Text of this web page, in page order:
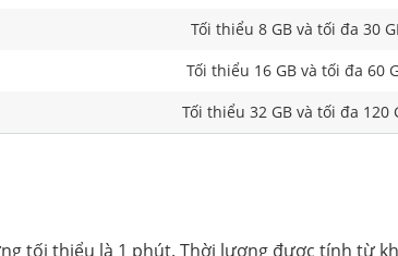
Tối thiểu 8 GB và tối đa 30
Tối thiểu 16 GB và tối đa 60
Tối thiểu 32 GB và tối đa 120
tối thiểu là 1 phút. Thời lượng được tính từ